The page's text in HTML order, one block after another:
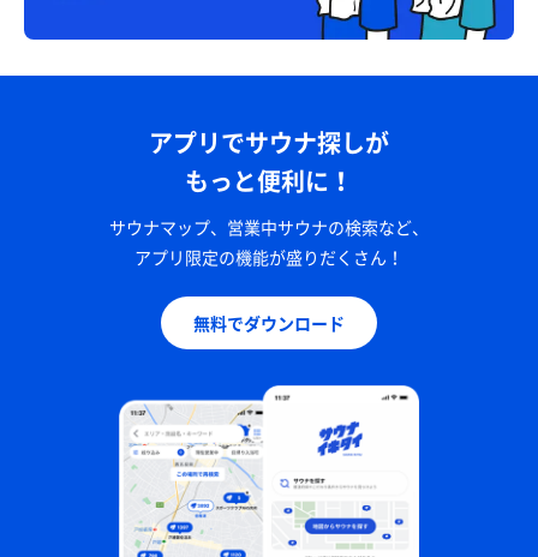
アプリでサウナ探しが
もっと便利に！
サウナマップ、営業中サウナの検索など、
アプリ限定の機能が盛りだくさん！
無料でダウンロード